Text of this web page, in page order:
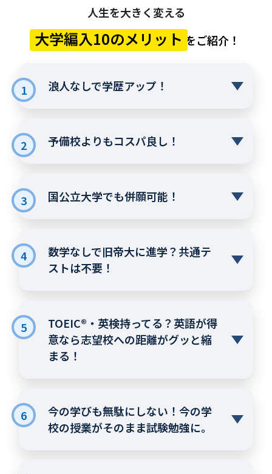
人生を大きく変える
大学編入10のメリット をご紹介！
1 浪人なしで学歴アップ！
2 予備校よりもコスパ良し！
3 国公立大学でも併願可能！
4
数学なしで旧帝大に進学？共通テ
ストは不要！
5
TOEIC®・英検持ってる？英語が得
意なら志望校への距離がグッと縮
まる！
6
今の学びも無駄にしない！今の学
校の授業がそのまま試験勉強に。